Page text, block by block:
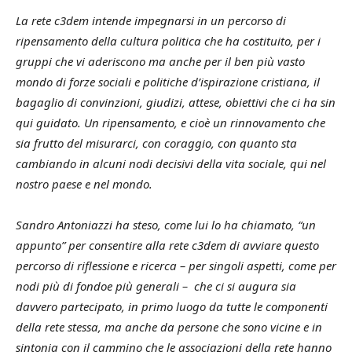
La rete c3dem intende impegnarsi in un percorso di
ripensamento della cultura politica che ha costituito, per i
gruppi che vi aderiscono ma anche per il ben più vasto
mondo di forze sociali e politiche d’ispirazione cristiana, il
bagaglio di convinzioni, giudizi, attese, obiettivi che ci ha sin
qui guidato. Un ripensamento, e cioè un rinnovamento che
sia frutto del misurarci, con coraggio, con quanto sta
cambiando in alcuni nodi decisivi della vita sociale, qui nel
nostro paese e nel mondo.
Sandro Antoniazzi ha steso, come lui lo ha chiamato, “un
appunto” per consentire alla rete c3dem di avviare questo
percorso di riflessione e ricerca – per singoli aspetti, come per
nodi più di fondoe più generali – che ci si augura sia
davvero partecipato, in primo luogo da tutte le componenti
della rete stessa, ma anche da persone che sono vicine e in
sintonia con il cammino che le associazioni della rete hanno